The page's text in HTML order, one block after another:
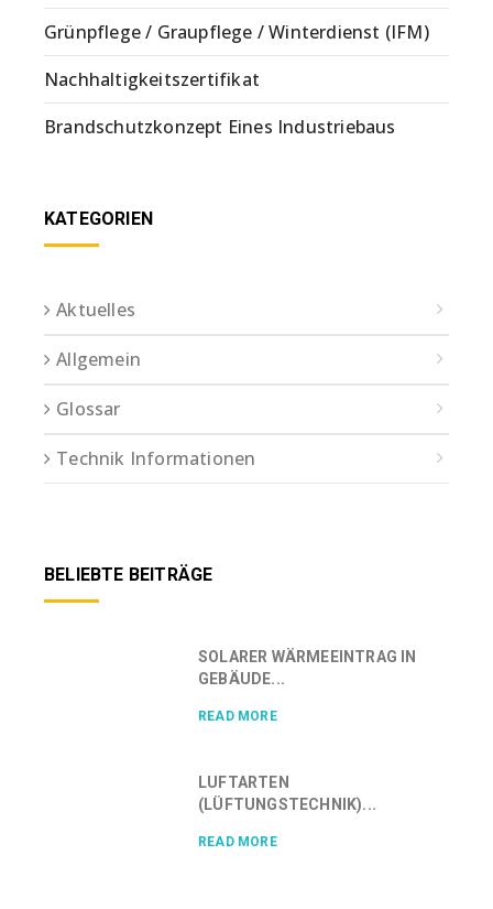
Grünpflege / Graupflege / Winterdienst (IFM)
Nachhaltigkeitszertifikat
Brandschutzkonzept Eines Industriebaus
KATEGORIEN
Aktuelles
Allgemein
Glossar
Technik Informationen
BELIEBTE BEITRÄGE
SOLARER WÄRMEEINTRAG IN
GEBÄUDE...
READ MORE
LUFTARTEN
(LÜFTUNGSTECHNIK)...
READ MORE